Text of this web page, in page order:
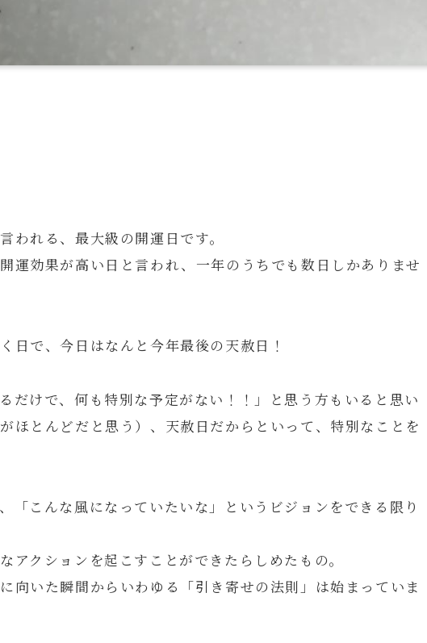
われる、最大級の開運日です。
運効果が高い日と言われ、一年のうちでも数日しかありませ
日で、今日はなんと今年最後の天赦日！
だけで、何も特別な予定がない！！」と思う方もいると思い
ほとんどだと思う）、天赦日だからといって、特別なことを
「こんな風になっていたいな」というビジョンをできる限り
アクションを起こすことができたらしめたもの。
向いた瞬間からいわゆる「引き寄せの法則」は始まっていま